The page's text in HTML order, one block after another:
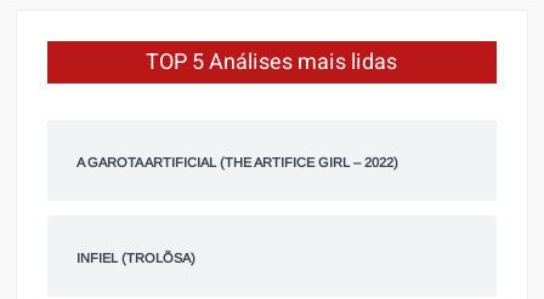
TOP 5 Análises mais lidas
A GAROTA ARTIFICIAL (THE ARTIFICE GIRL – 2022)
INFIEL (TROLÕSA)